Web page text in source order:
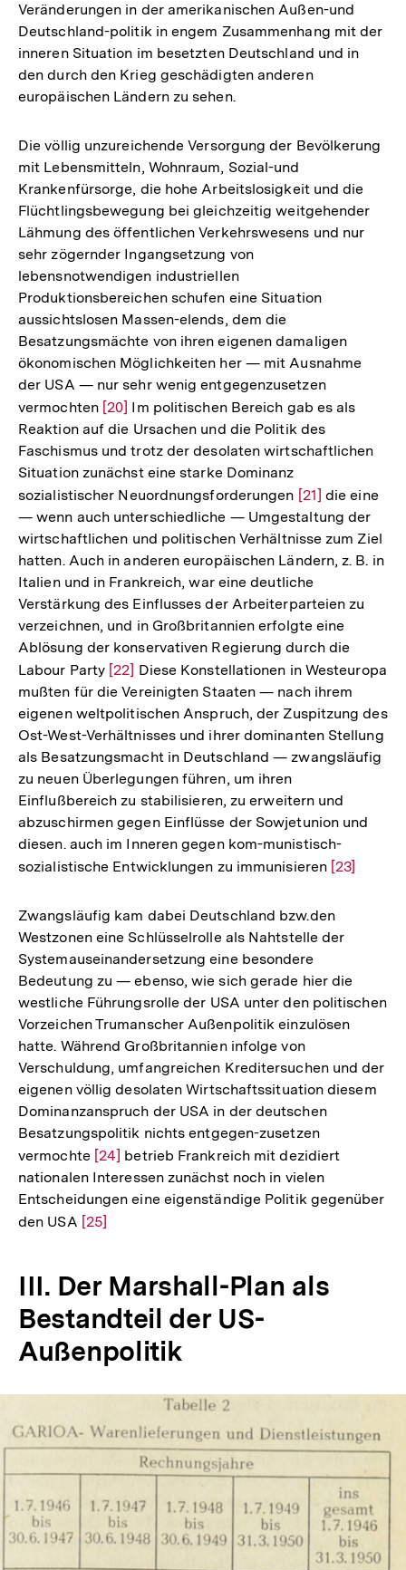
Veränderungen in der amerikanischen Außen-und
Deutschland-politik in engem Zusammenhang mit der
inneren Situation im besetzten Deutschland und in
den durch den Krieg geschädigten anderen
europäischen Ländern zu sehen.
Die völlig unzureichende Versorgung der Bevölkerung
mit Lebensmitteln, Wohnraum, Sozial-und
Krankenfürsorge, die hohe Arbeitslosigkeit und die
Flüchtlingsbewegung bei gleichzeitig weitgehender
Lähmung des öffentlichen Verkehrswesens und nur
sehr zögernder Ingangsetzung von
lebensnotwendigen industriellen
Produktionsbereichen schufen eine Situation
aussichtslosen Massen-elends, dem die
Besatzungsmächte von ihren eigenen damaligen
ökonomischen Möglichkeiten her — mit Ausnahme
der USA — nur sehr wenig entgegenzusetzen
vermochten Zur
Auflösung
der
Fußnote
[20] Im politischen Bereich gab es als
Reaktion auf die Ursachen und die Politik des
Faschismus und trotz der desolaten wirtschaftlichen
Situation zunächst eine starke Dominanz
sozialistischer Neuordnungsforderungen Zur
Auflösung
der
Fußnote
[21] die eine
— wenn auch unterschiedliche — Umgestaltung der
wirtschaftlichen und politischen Verhältnisse zum Ziel
hatten. Auch in anderen europäischen Ländern, z. B. in
Italien und in Frankreich, war eine deutliche
Verstärkung des Einflusses der Arbeiterparteien zu
verzeichnen, und in Großbritannien erfolgte eine
Ablösung der konservativen Regierung durch die
Labour Party Zur
Auflösung
der
Fußnote
[22] Diese Konstellationen in Westeuropa
mußten für die Vereinigten Staaten — nach ihrem
eigenen weltpolitischen Anspruch, der Zuspitzung des
Ost-West-Verhältnisses und ihrer dominanten Stellung
als Besatzungsmacht in Deutschland — zwangsläufig
zu neuen Überlegungen führen, um ihren
Einflußbereich zu stabilisieren, zu erweitern und
abzuschirmen gegen Einflüsse der Sowjetunion und
diesen. auch im Inneren gegen kom-munistisch-
sozialistische Entwicklungen zu immunisieren Zur
der
Fußnote
[23]
Zwangsläufig kam dabei Deutschland bzw.den
Westzonen eine Schlüsselrolle als Nahtstelle der
Systemauseinandersetzung eine besondere
Bedeutung zu — ebenso, wie sich gerade hier die
westliche Führungsrolle der USA unter den politischen
Vorzeichen Trumanscher Außenpolitik einzulösen
hatte. Während Großbritannien infolge von
Verschuldung, umfangreichen Kreditersuchen und der
eigenen völlig desolaten Wirtschaftssituation diesem
Dominanzanspruch der USA in der deutschen
Besatzungspolitik nichts entgegen-zusetzen
vermochte Zur
Auflösung
der
Fußnote
[24] betrieb Frankreich mit dezidiert
nationalen Interessen zunächst noch in vielen
Entscheidungen eine eigenständige Politik gegenüber
den USA Zur
Fußnote
[25]
III. Der Marshall-Plan als
Bestandteil der US-
Außenpolitik